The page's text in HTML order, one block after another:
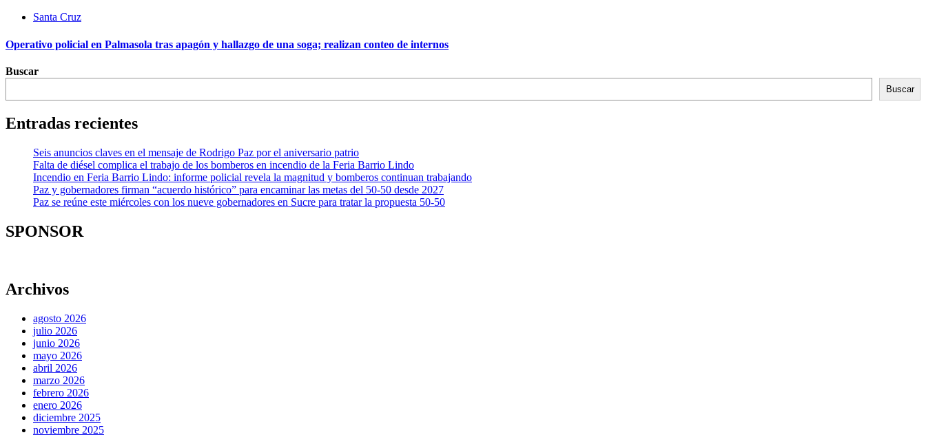
Santa Cruz
Operativo policial en Palmasola tras apagón y hallazgo de una soga; realizan conteo de internos
Buscar
Buscar
Entradas recientes
Seis anuncios claves en el mensaje de Rodrigo Paz por el aniversario patrio
Falta de diésel complica el trabajo de los bomberos en incendio de la Feria Barrio Lindo
Incendio en Feria Barrio Lindo: informe policial revela la magnitud y bomberos continuan trabajando
Paz y gobernadores firman “acuerdo histórico” para encaminar las metas del 50-50 desde 2027
Paz se reúne este miércoles con los nueve gobernadores en Sucre para tratar la propuesta 50-50
SPONSOR
Archivos
agosto 2026
julio 2026
junio 2026
mayo 2026
abril 2026
marzo 2026
febrero 2026
enero 2026
diciembre 2025
noviembre 2025